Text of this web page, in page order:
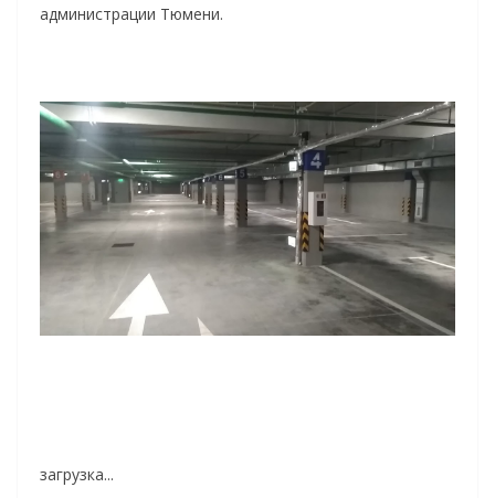
администрации Тюмени.
загрузка...